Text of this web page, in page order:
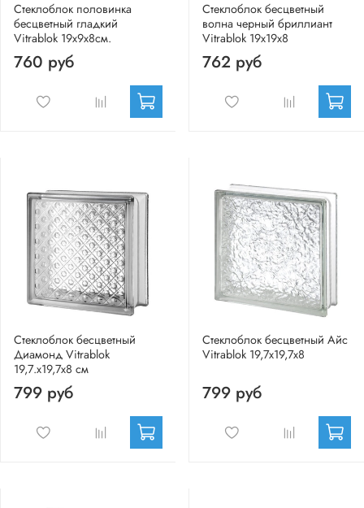
Стеклоблок половинка
бесцветный гладкий
Vitrablok 19х9х8см.
760 руб
Стеклоблок бесцветный
волна черный бриллиант
Vitrablok 19х19х8
762 руб
Стеклоблок бесцветный
Диамонд Vitrablok
19,7.x19,7x8 см
799 руб
Стеклоблок бесцветный Айс
Vitrablok 19,7x19,7x8
799 руб